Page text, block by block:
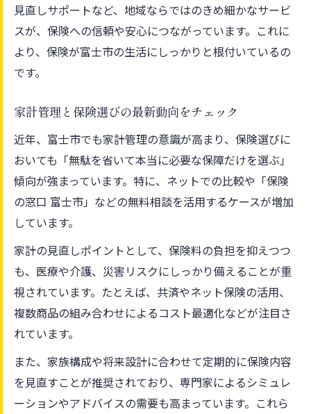
見直しサポートなど、地域ならではのきめ細かなサービ
スが、保険への信頼や安心につながっています。これに
より、保険が富士市の生活にしっかりと根付いているの
です。
家計管理と保険選びの最新動向をチェック
近年、富士市でも家計管理の意識が高まり、保険選びに
おいても「無駄を省いて本当に必要な保障だけを選ぶ」
傾向が強まっています。特に、ネットでの比較や「保険
の窓口 富士市」などの無料相談を活用するケースが増加
しています。
家計の見直しポイントとして、保険料の負担を抑えつつ
も、医療や介護、災害リスクにしっかり備えることが重
視されています。たとえば、共済やネット保険の活用、
複数商品の組み合わせによるコスト最適化などが注目さ
れています。
また、家族構成や将来設計に合わせて定期的に保険内容
を見直すことが推奨されており、専門家によるシミュレ
ーションやアドバイスの需要も高まっています。これら